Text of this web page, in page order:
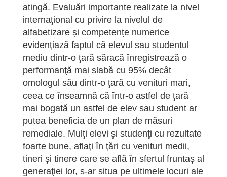
atingă. Evaluări importante realizate la nivel
internaţional cu privire la nivelul de
alfabetizare și competențe numerice
evidenţiază faptul că elevul sau studentul
mediu dintr-o ţară săracă înregistrează o
performanţă mai slabă cu 95% decât
omologul său dintr-o ţară cu venituri mari,
ceea ce înseamnă că într-o astfel de ţară
mai bogată un astfel de elev sau student ar
putea beneficia de un plan de măsuri
remediale. Mulţi elevi şi studenţi cu rezultate
foarte bune, aflaţi în ţări cu venituri medii,
tineri şi tinere care se află în sfertul fruntaş al
generaţiei lor, s-ar situa pe ultimele locuri ale